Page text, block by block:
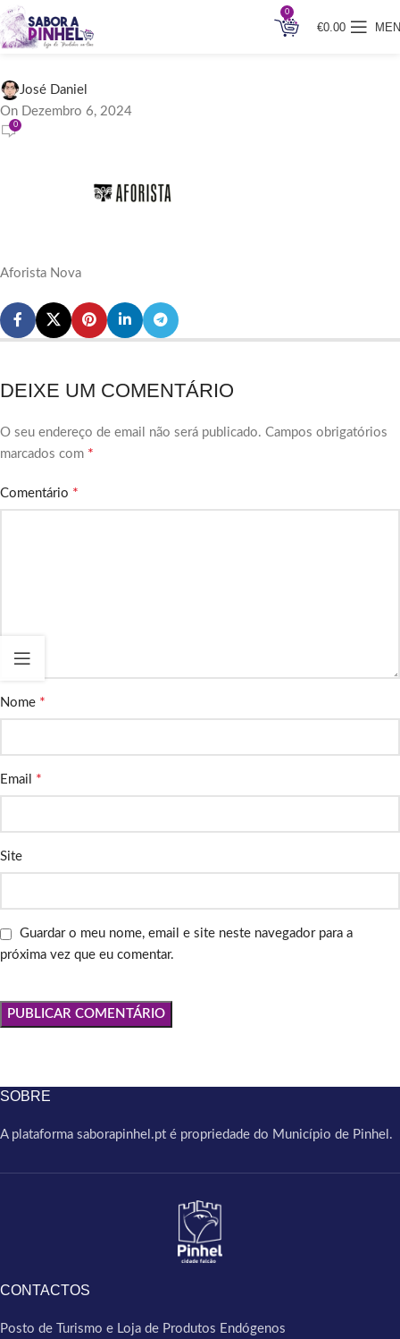
0
€0.00
Aforista Nova
José Daniel
On Dezembro 6, 2024
0
Aforista Nova
DEIXE UM COMENTÁRIO
O seu endereço de email não será publicado. Campos obrigatórios
marcados com *
Comentário *
Nome *
Email *
Site
Guardar o meu nome, email e site neste navegador para a
próxima vez que eu comentar.
SOBRE
A plataforma saborapinhel.pt é propriedade do Município de Pinhel.
CONTACTOS
Posto de Turismo e Loja de Produtos Endógenos